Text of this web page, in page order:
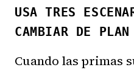
USA TRES
CAMBIAR DE PLAN
Cuando las primas